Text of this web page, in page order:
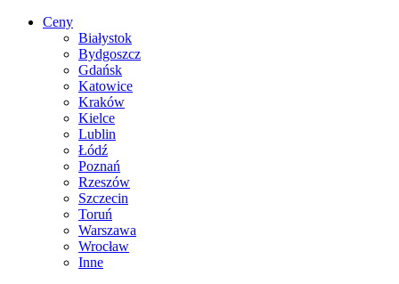
Ceny
Białystok
Bydgoszcz
Gdańsk
Katowice
Kraków
Kielce
Lublin
Łódź
Poznań
Rzeszów
Szczecin
Toruń
Warszawa
Wrocław
Inne